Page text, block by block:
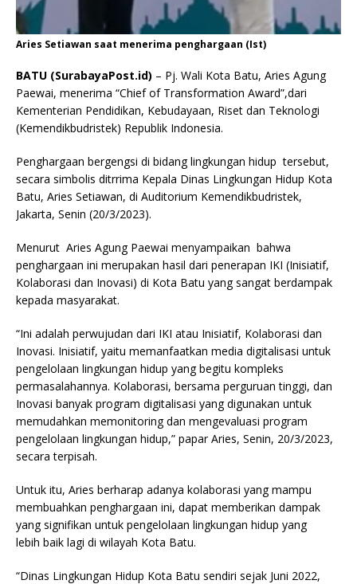
Aries Setiawan saat menerima penghargaan (Ist)
BATU (SurabayaPost.id) – Pj. Wali Kota Batu, Aries Agung
Paewai, menerima “Chief of Transformation Award”,dari
Kementerian Pendidikan, Kebudayaan, Riset dan Teknologi
(Kemendikbudristek) Republik Indonesia.
Penghargaan bergengsi di bidang lingkungan hidup tersebut,
secara simbolis ditrrima Kepala Dinas Lingkungan Hidup Kota
Batu, Aries Setiawan, di Auditorium Kemendikbudristek,
Jakarta, Senin (20/3/2023).
Menurut Aries Agung Paewai menyampaikan bahwa
penghargaan ini merupakan hasil dari penerapan IKI (Inisiatif,
Kolaborasi dan Inovasi) di Kota Batu yang sangat berdampak
kepada masyarakat.
“Ini adalah perwujudan dari IKI atau Inisiatif, Kolaborasi dan
Inovasi. Inisiatif, yaitu memanfaatkan media digitalisasi untuk
pengelolaan lingkungan hidup yang begitu kompleks
permasalahannya. Kolaborasi, bersama perguruan tinggi, dan
Inovasi banyak program digitalisasi yang digunakan untuk
memudahkan memonitoring dan mengevaluasi program
pengelolaan lingkungan hidup,” papar Aries, Senin, 20/3/2023,
secara terpisah.
Untuk itu, Aries berharap adanya kolaborasi yang mampu
membuahkan penghargaan ini, dapat memberikan dampak
yang signifikan untuk pengelolaan lingkungan hidup yang
lebih baik lagi di wilayah Kota Batu.
“Dinas Lingkungan Hidup Kota Batu sendiri sejak Juni 2022,